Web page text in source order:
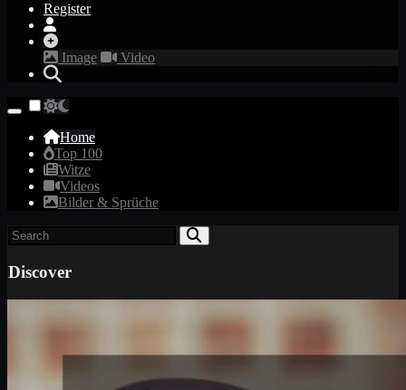
Register
Image Video
Home
Top 100
Witze
Videos
Bilder & Sprüche
Discover